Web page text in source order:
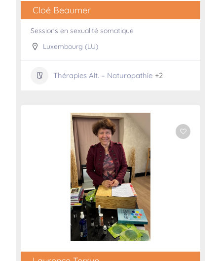
Cloé Beaumer
Sessions en sexualité somatique
Luxembourg (LU)
Thérapies Alt. – Naturopathie +2